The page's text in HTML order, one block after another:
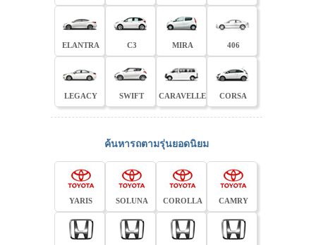
ELANTRA C3 MIRA 406
LEGACY SWIFT CARAVELLE CORSA
ค้นหารถตามรุ่นยอดนิยม
YARIS SOLUNA COROLLA CAMRY